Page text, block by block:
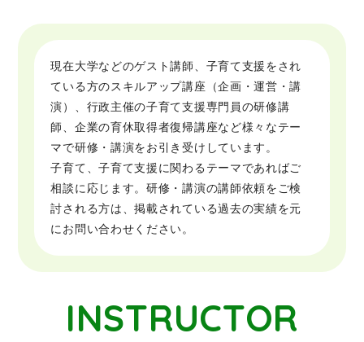
現在大学などのゲスト講師、子育て支援をされ
ている方のスキルアップ講座（企画・運営・講
演）、行政主催の子育て支援専門員の研修講
師、企業の育休取得者復帰講座など様々なテー
マで研修・講演をお引き受けしています。
子育て、子育て支援に関わるテーマであればご
相談に応じます。研修・講演の講師依頼をご検
討される方は、掲載されている過去の実績を元
にお問い合わせください。
INSTRUCTOR